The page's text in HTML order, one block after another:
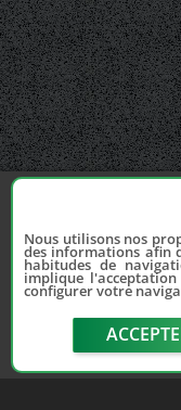
Nous utilisons nos
des informations afin
habitudes de
implique
configurer votre